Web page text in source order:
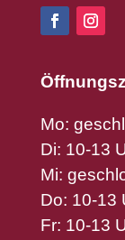
Mo:
Di: 10-13
Mi:
Do: 10-13
Fr: 10-13